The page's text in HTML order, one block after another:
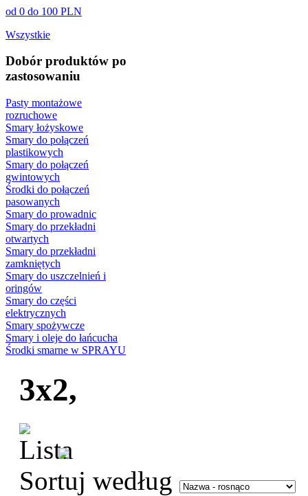
od 0 do 100 PLN
Wszystkie
Dobór produktów po
zastosowaniu
Pasty montażowe
rozruchowe
Smary łożyskowe
Smary do połączeń
plastikowych
Smary do połączeń
gwintowych
Środki do połączeń
pasowanych
Smary do prowadnic
Smary do przekładni
otwartych
Smary do przekładni
zamkniętych
Smary do uszczelnień i
oringów
Smary do części
elektrycznych
Smary spożywcze
Smary i oleje do łańcucha
Środki smarne w SPRAYU
3x2,
Sortuj według